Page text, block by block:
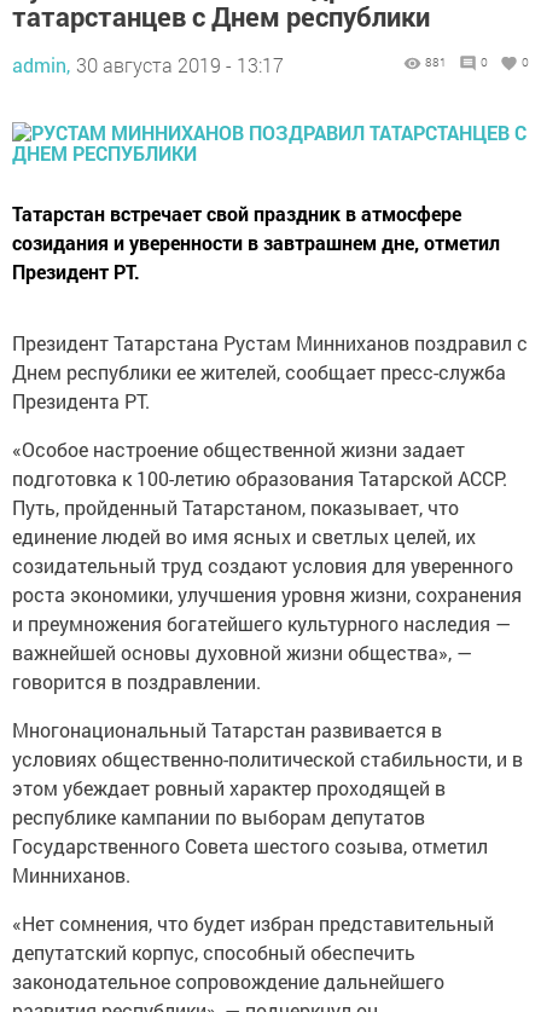
татарстанцев с Днем республики
admin, 30 августа 2019 - 13:17 881 0 0
Татарстан встречает свой праздник в атмосфере
созидания и уверенности в завтрашнем дне, отметил
Президент РТ.
Президент Татарстана Рустам Минниханов поздравил с
Днем республики ее жителей, сообщает пресс-служба
Президента РТ.
«Особое настроение общественной жизни задает
подготовка к 100-летию образования Татарской АССР.
Путь, пройденный Татарстаном, показывает, что
единение людей во имя ясных и светлых целей, их
созидательный труд создают условия для уверенного
роста экономики, улучшения уровня жизни, сохранения
и преумножения богатейшего культурного наследия —
важнейшей основы духовной жизни общества», —
говорится в поздравлении.
Многонациональный Татарстан развивается в
условиях общественно-политической стабильности, и в
этом убеждает ровный характер проходящей в
республике кампании по выборам депутатов
Государственного Совета шестого созыва, отметил
Минниханов.
«Нет сомнения, что будет избран представительный
депутатский корпус, способный обеспечить
законодательное сопровождение дальнейшего